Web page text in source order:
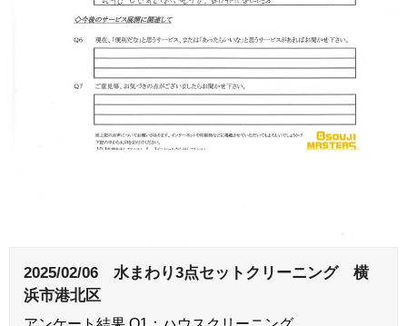
2025/02/06 水まわり3点セットクリーニング 横
浜市港北区